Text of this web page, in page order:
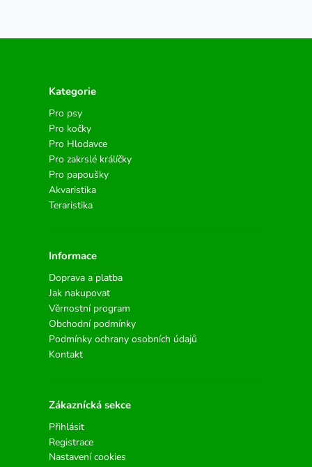
Kategorie
Pro psy
Pro kočky
Pro Hlodavce
Pro zakrslé králíčky
Pro papoušky
Akvaristika
Teraristika
Informace
Doprava a platba
Jak nakupovat
Věrnostní program
Obchodní podmínky
Podmínky ochrany osobních údajů
Kontakt
Zákaznícká sekce
Přihlásit
Registrace
Nastavení cookies